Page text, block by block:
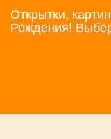
Открытки,
Рождения!